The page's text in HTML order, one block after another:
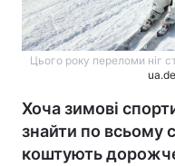
Цього року переломи ніг
Хоча зимові
знайти по всьому
коштують